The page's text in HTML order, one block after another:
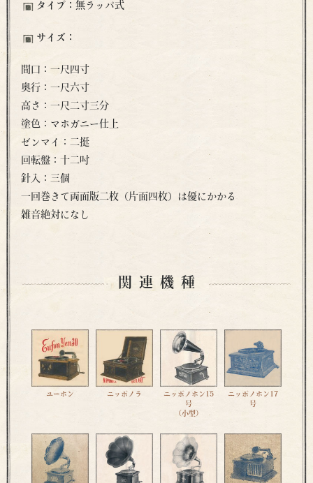
タイプ：無ラッパ式
サイズ：
間口：一尺四寸
奥行：一尺六寸
高さ：一尺二寸三分
塗色：マホガニー仕上
ゼンマイ：二挺
回転盤：十二吋
針入：三個
一回巻きて両面版二枚（片面四枚）は優にかかる
雑音絶対になし
関連機種
ユーホン ニッポノラ
ニッポノホン15
号
（小型）
ニッポノホン17
号